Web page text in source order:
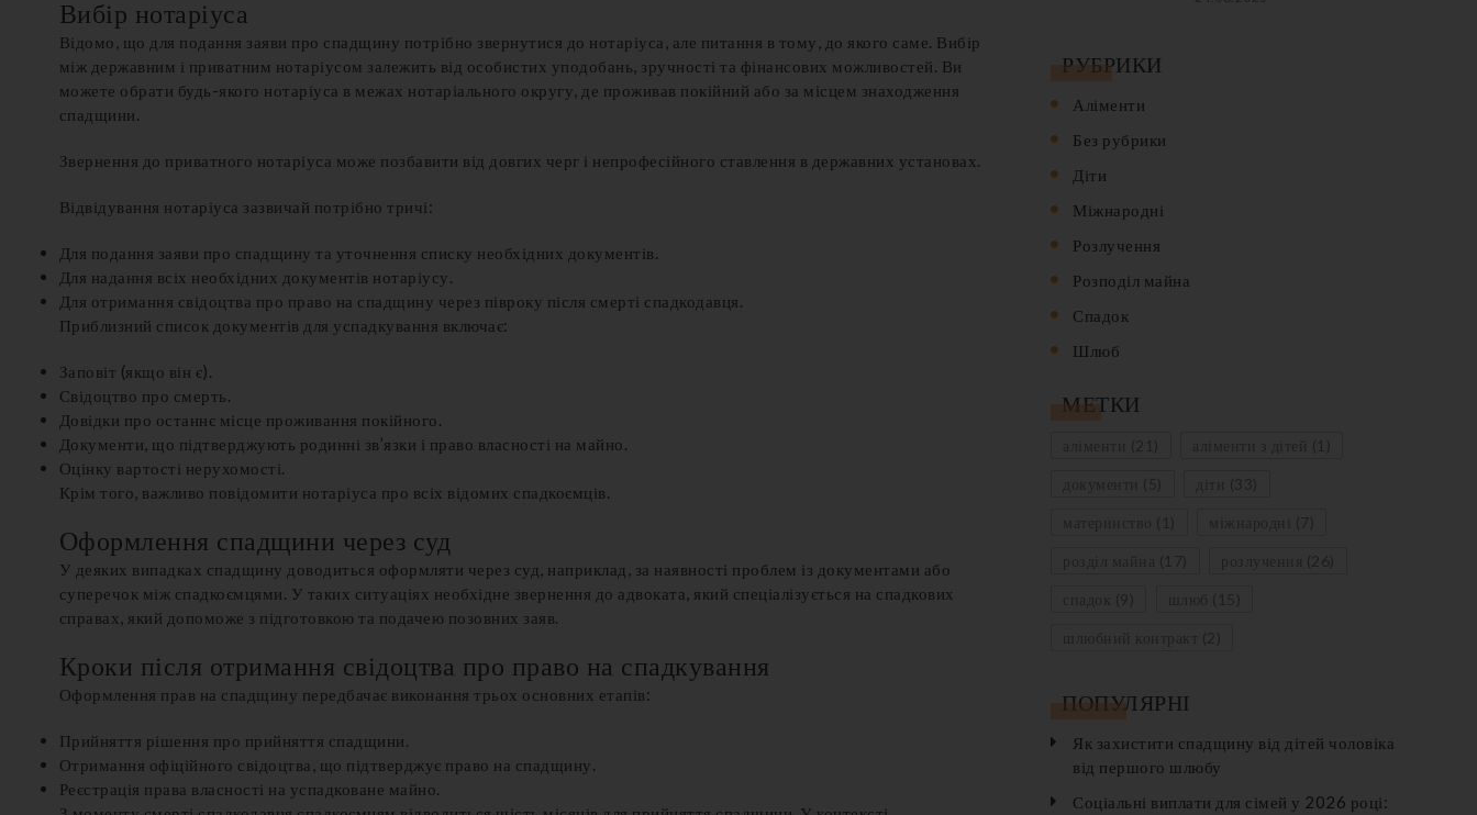
Вибір нотаріуса
Відомо, що для подання заяви про спадщину потрібно звернутися до нотаріуса, але питання в тому, до якого саме. Вибір
між державним і приватним нотаріусом залежить від особистих уподобань, зручності та фінансових можливостей. Ви
можете обрати будь-якого нотаріуса в межах нотаріального округу, де проживав покійний або за місцем знаходження
спадщини.
Звернення до приватного нотаріуса може позбавити від довгих черг і непрофесійного ставлення в державних установах.
Відвідування нотаріуса зазвичай потрібно тричі:
Для подання заяви про спадщину та уточнення списку необхідних документів.
Для надання всіх необхідних документів нотаріусу.
Для отримання свідоцтва про право на спадщину через півроку після смерті спадкодавця.
Приблизний список документів для успадкування включає:
Заповіт (якщо він є).
Свідоцтво про смерть.
Довідки про останнє місце проживання покійного.
Документи, що підтверджують родинні зв’язки і право власності на майно.
Оцінку вартості нерухомості.
Крім того, важливо повідомити нотаріуса про всіх відомих спадкоємців.
Оформлення спадщини через суд
У деяких випадках спадщину доводиться оформляти через суд, наприклад, за наявності проблем із документами або
суперечок між спадкоємцями. У таких ситуаціях необхідне звернення до адвоката, який спеціалізується на спадкових
справах, який допоможе з підготовкою та подачею позовних заяв.
Кроки після отримання свідоцтва про право на спадкування
Оформлення прав на спадщину передбачає виконання трьох основних етапів:
Прийняття рішення про прийняття спадщини.
Отримання офіційного свідоцтва, що підтверджує право на спадщину.
Реєстрація права власності на успадковане майно.
РУБРИКИ
Аліменти
Без рубрики
Діти
Міжнародні
Розлучення
Розподіл майна
Спадок
Шлюб
МЕТКИ
ПОПУЛЯРНІ
Як захистити спадщину від дітей чоловіка
від першого шлюбу
Соціальні виплати для сімей у 2026 році: